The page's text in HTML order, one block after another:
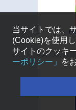
【
当サイトでは、
(Cookie)を使用し
サイトのクッキ
ーポリシー」
を